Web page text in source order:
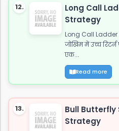
12.
Long Call
Strategy
Long Call
जोखिम में उच्च
एक...
Read more
13.
Bull
Strategy